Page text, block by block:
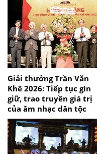
Giải thưởng Trần Văn
Khê 2026: Tiếp tục gìn
giữ, trao truyền giá trị
của âm nhạc dân tộc